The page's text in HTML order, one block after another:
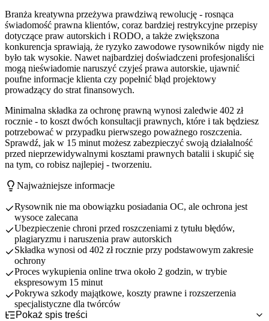
Branża kreatywna przeżywa prawdziwą rewolucję - rosnąca
świadomość prawna klientów, coraz bardziej restrykcyjne przepisy
dotyczące praw autorskich i RODO, a także zwiększona
konkurencja sprawiają, że ryzyko zawodowe rysowników nigdy nie
było tak wysokie. Nawet najbardziej doświadczeni profesjonaliści
mogą nieświadomie naruszyć czyjeś prawa autorskie, ujawnić
poufne informacje klienta czy popełnić błąd projektowy
prowadzący do strat finansowych.
Minimalna składka za ochronę prawną wynosi zaledwie 402 zł
rocznie - to koszt dwóch konsultacji prawnych, które i tak będziesz
potrzebować w przypadku pierwszego poważnego roszczenia.
Sprawdź, jak w 15 minut możesz zabezpieczyć swoją działalność
przed nieprzewidywalnymi kosztami prawnych batalii i skupić się
na tym, co robisz najlepiej - tworzeniu.
Najważniejsze informacje
Rysownik nie ma obowiązku posiadania OC, ale ochrona jest
wysoce zalecana
Ubezpieczenie chroni przed roszczeniami z tytułu błędów,
plagiaryzmu i naruszenia praw autorskich
Składka wynosi od 402 zł rocznie przy podstawowym zakresie
ochrony
Proces wykupienia online trwa około 2 godzin, w trybie
ekspresowym 15 minut
Pokrywa szkody majątkowe, koszty prawne i rozszerzenia
specjalistyczne dla twórców
Pokaż spis treści